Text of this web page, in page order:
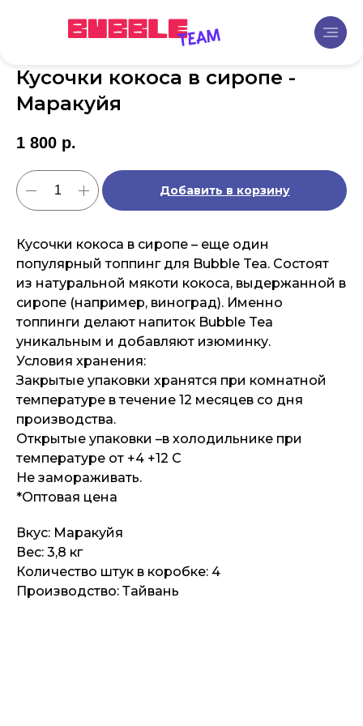
Кусочки кокоса в сиропе -
Маракуйя
1 800 р.
Добавить в корзину
Кусочки кокоса в сиропе – еще один
популярный топпинг для Bubble Tea. Состоят
из натуральной мякоти кокоса, выдержанной в
сиропе (например, виноград). Именно
топпинги делают напиток Bubble Tea
уникальным и добавляют изюминку.
Условия хранения:
Закрытые упаковки хранятся при комнатной
температуре в течение 12 месяцев со дня
производства.
Открытые упаковки –в холодильнике при
температуре от +4 +12 С
Не замораживать.
*Оптовая цена
Вкус: Маракуйя
Вес: 3,8 кг
Количество штук в коробке: 4
Производство: Тайвань